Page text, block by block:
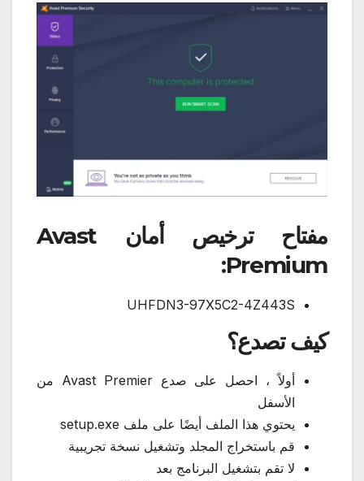
مفتاح ترخيص أمان Avast
Premium:
UHFDN3-97X5C2-4Z443S
كيف تصدع؟
أولاً ، احصل على صدع Avast Premier من
الأسفل
يحتوي هذا الملف أيضًا على ملف setup.exe
قم باستخراج المجلد وتشغيل نسخة تجريبية
لا تقم بتشغيل البرنامج بعد